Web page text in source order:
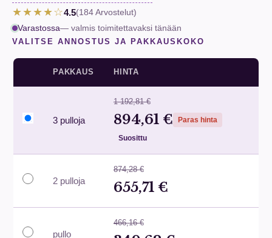
★★★★☆4.5(184Arvostelut)
Varastossa— valmis toimitettavaksi tänään
VALITSE ANNOSTUS JA PAKKAUSKOKO
PAKKAUS HINTA
3 pulloja
1 192,81 €
894,61 € Paras hinta
Suosittu
2 pulloja
874,28 €
655,71 €
pullo
466,16 €